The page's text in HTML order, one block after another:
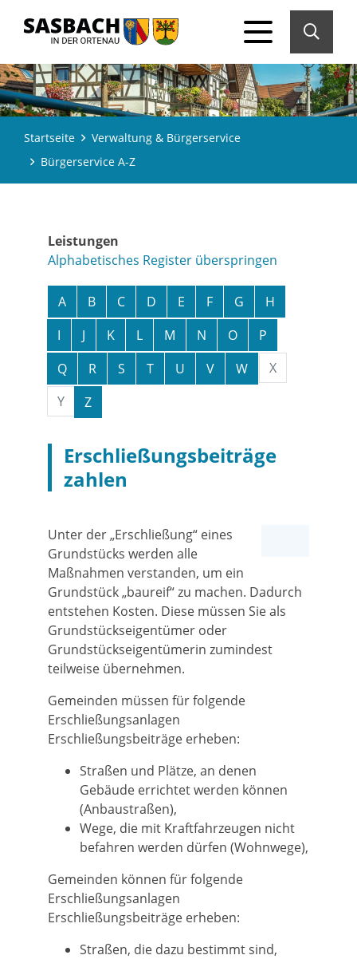
Startseite
Verwaltung & Bürgerservice
Bürgerservice A-Z
Leistungen
Alphabetisches Register überspringen
A B C D E F G
H
I
J K L M N O
P
Q
R S T U V W
X
Y
Z
Erschließungsbeiträge
zahlen
Unter der „Erschließung“ eines
Grundstücks werden alle
Maßnahmen verstanden, um ein
Grundstück „baureif“ zu machen. Dadurch
entstehen Kosten. Diese müssen Sie als
Grundstückseigentümer oder
Grundstückseigentümerin zumindest
teilweise übernehmen.
Gemeinden müssen für folgende
Erschließungsanlagen
Erschließungsbeiträge erheben:
Straßen und Plätze, an denen
Gebäude errichtet werden können
(Anbaustraßen),
Wege, die mit Kraftfahrzeugen nicht
befahren werden dürfen (Wohnwege),
Gemeinden können für folgende
Erschließungsanlagen
Erschließungsbeiträge erheben:
Straßen, die dazu bestimmt sind,